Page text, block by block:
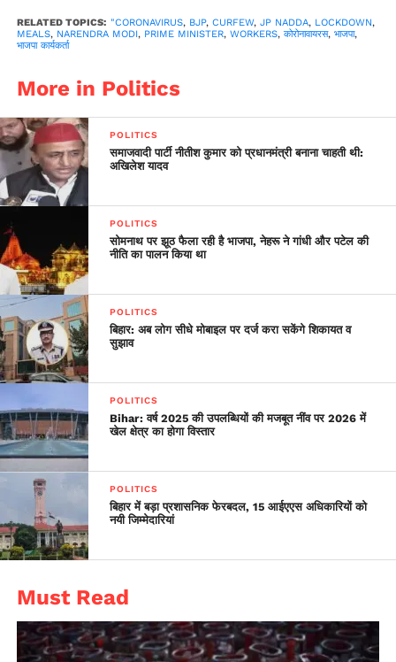
देंगे।: जगत प्रकाश नड्डा, भाजपा
अध्यक्ष (फाइल फोटो)
pic.twitter.com/KLferqkKj5
— ANI_HindiNews
(@AHindinews)
2020
RELATED TOPICS: "CORONAVIRUS, BJP, CURFEW, JP NADDA, LOCKDOWN,
MEALS, NARENDRA MODI, PRIME MINISTER, WORKERS, कोरोनावायरस, भाजपा,
भाजपा कार्यकर्ता
More in Politics
POLITICS
समाजवादी पार्टी नीतीश कुमार को प्रधानमंत्री बनाना चाहती थी:
अखिलेश यादव
POLITICS
सोमनाथ पर झूठ फैला रही है भाजपा, नेहरू ने गांधी और पटेल की
नीति का पालन किया था
POLITICS
बिहार: अब लोग सीधे मोबाइल पर दर्ज करा सकेंगे शिकायत व
सुझाव
POLITICS
Bihar: वर्ष 2025 की उपलब्धियों की मजबूत नींव पर 2026 में
खेल क्षेत्र का होगा विस्तार
POLITICS
बिहार में बड़ा प्रशासनिक फेरबदल, 15 आईएएस अधिकारियों को
नयी जिम्मेदारियां
Must Read